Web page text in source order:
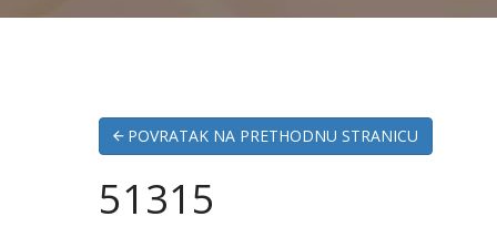
POVRATAK NA PRETHODNU STRANICU
51315